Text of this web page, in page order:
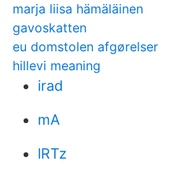
marja liisa hämäläinen
gavoskatten
eu domstolen afgørelser
hillevi meaning
irad
mA
lRTz